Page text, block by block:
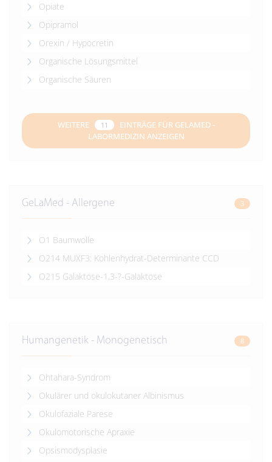
Opiate
Opipramol
Orexin / Hypocretin
Organische Lösungsmittel
Organische Säuren
WEITERE 11
EINTRÄGE FÜR GELAMED -
LABORMEDIZIN ANZEIGEN
GeLaMed - Allergene 3
O1 Baumwolle
O214 MUXF3: Kohlenhydrat-Determinante CCD
O215 Galaktose-1,3-?-Galaktose
Humangenetik - Monogenetisch 8
Ohtahara-Syndrom
Okulärer und okulokutaner Albinismus
Okulofaziale Parese
Okulomotorische Apraxie
Opsismodysplasie